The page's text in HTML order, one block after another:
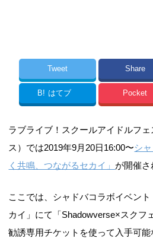
Tweet Share
B! はてブ Pocket
ラブライブ！スクールアイドルフ
ス）では2019年9月20日16:00〜シ
く共鳴、つながるセカイ」 が開催さ
ここでは、シャドバコラボイベン
カイ」にて「Shadowverse×スクフ
勧誘専用チケットを使って入手可